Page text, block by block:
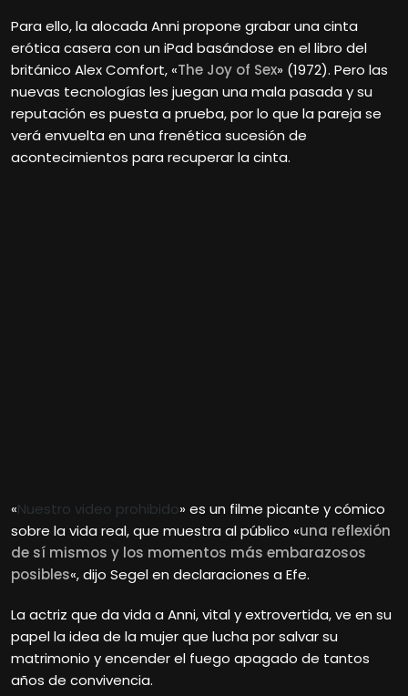
Para ello, la alocada Anni propone grabar una cinta
erótica casera con un iPad basándose en el libro del
británico Alex Comfort, «The Joy of Sex» (1972). Pero las
nuevas tecnologías les juegan una mala pasada y su
reputación es puesta a prueba, por lo que la pareja se
verá envuelta en una frenética sucesión de
acontecimientos para recuperar la cinta.
«Nuestro video prohibido» es un filme picante y cómico
sobre la vida real, que muestra al público «una reflexión
de sí mismos y los momentos más embarazosos
posibles«, dijo Segel en declaraciones a Efe.
La actriz que da vida a Anni, vital y extrovertida, ve en su
papel la idea de la mujer que lucha por salvar su
matrimonio y encender el fuego apagado de tantos
años de convivencia.